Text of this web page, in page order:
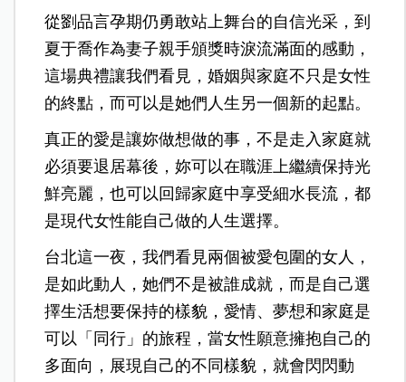
從劉品言孕期仍勇敢站上舞台的自信光采，到
夏于喬作為妻子親手頒獎時淚流滿面的感動，
這場典禮讓我們看見，婚姻與家庭不只是女性
的終點，而可以是她們人生另一個新的起點。
真正的愛是讓妳做想做的事，不是走入家庭就
必須要退居幕後，妳可以在職涯上繼續保持光
鮮亮麗，也可以回歸家庭中享受細水長流，都
是現代女性能自己做的人生選擇。
台北這一夜，我們看見兩個被愛包圍的女人，
是如此動人，她們不是被誰成就，而是自己選
擇生活想要保持的樣貌，愛情、夢想和家庭是
可以「同行」的旅程，當女性願意擁抱自己的
多面向，展現自己的不同樣貌，就會閃閃動